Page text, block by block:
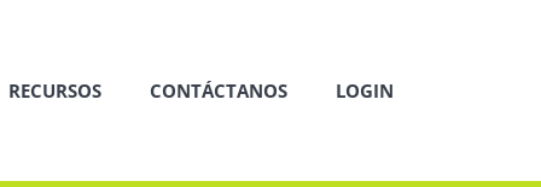
RECURSOS CONTÁCTANOS LOGIN